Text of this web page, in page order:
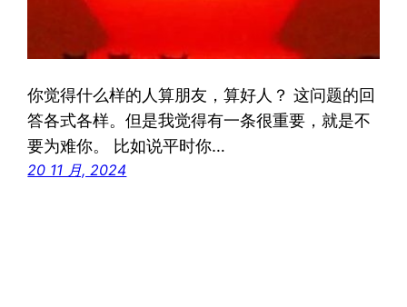
你觉得什么样的人算朋友，算好人？ 这问题的回
答各式各样。但是我觉得有一条很重要，就是不
要为难你。 比如说平时你…
20 11 月, 2024